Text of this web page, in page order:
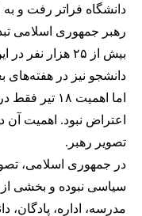
دانشگاه فراتر رفت و
رهبر جمهوری اسلامی
بیش از ۲۵ هزار
دانشجو نیز در هفته‌های
اما اهمیت
اعتراض نبود. اهمیت
تصویر رهبر.
در جمهوری اسلامی،
سیاسی نبوده و بخشی
مدرسه، اداره، پادگان،